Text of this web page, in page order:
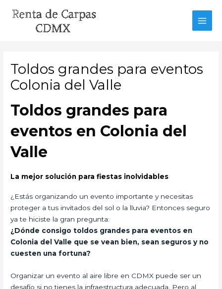
Toldos grandes para eventos
Colonia del Valle
Toldos grandes para
eventos en Colonia del
Valle
La mejor solución para fiestas inolvidables
¿Estás organizando un evento importante y necesitas
proteger a tus invitados del sol o la lluvia? Entonces seguro
ya te hiciste la gran pregunta:
¿Dónde consigo toldos grandes para eventos en
Colonia del Valle que se vean bien, sean seguros y no
cuesten una fortuna?
Organizar un evento al aire libre en CDMX puede ser un
desafío si no tienes la infraestructura adecuada. Pero al